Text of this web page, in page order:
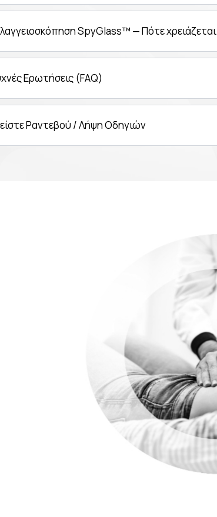
SpyGlass™ — Πότε χρειάζεται
Ερωτήσεις (FAQ)
Ραντεβού / Λήψη Οδηγιών